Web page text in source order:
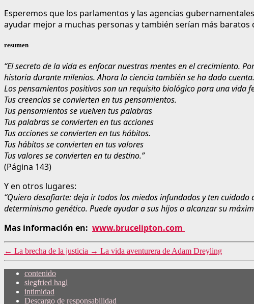
Esperemos que los parlamentos y las agencias
ayudar mejor a muchas personas y también serían más
resumen
“El secreto de la vida es enfocar nuestras mentes en el crecimiento.
historia durante milenios. Ahora la ciencia también se ha dado cuenta.
Los pensamientos positivos son un requisito biológico para una vida
Tus creencias se convierten en tus pensamientos.
Tus pensamientos se vuelven tus palabras
Tus palabras se convierten en tus acciones
Tus acciones se convierten en tus hábitos.
Tus hábitos se convierten en tus valores
Tus valores se convierten en tu destino.”
(Página 143)
Y en otros lugares:
“Quiero desafiarte: deja ir todos los miedos infundados y ten
determinismo genético. Puede ayudar a sus hijos a alcanzar su
Mas información en: www.brucelipton.com
← La brecha de la justicia → La vida aventurera de Adam Dreyling
contenido
siegfried hagl
intimidad
Descargo de responsabilidad